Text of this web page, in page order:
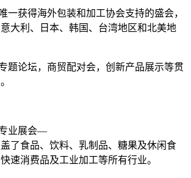
获得海外包装和加工协会支持的盛会，
大利、日本、韩国、台湾地区和北美地
论坛，商贸配对会，创新产品展示等贯
业展会—
了食品、饮料、乳制品、糖果及休闲食
速消费品及工业加工等所有行业。